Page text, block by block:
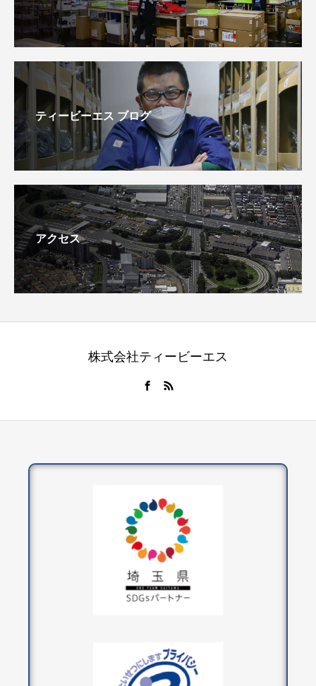
ティービーエス ブログ
アクセス
株式会社ティービーエス